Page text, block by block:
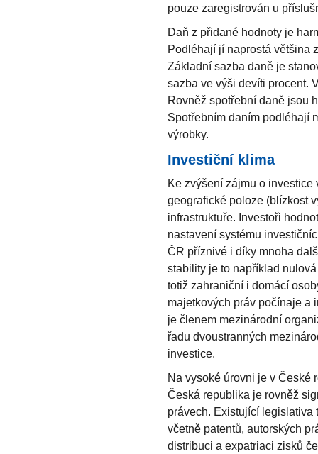
pouze zaregistrován u
Daň z přidané hodnoty je
Podléhají jí naprostá většina
Základní sazba daně je
sazba ve výši devíti procent.
Rovněž spotřební daně jsou
Spotřebním daním podléhají
výrobky.
Investiční klima
Ke zvýšení zájmu o
geografické poloze (blízkost
infrastruktuře. Investoři
nastavení systému
ČR příznivé i díky mnoha
stability je to například
totiž zahraniční i domácí
majetkových práv počínaje a
je členem mezinárodní
řadu dvoustranných
investice.
Na vysoké úrovni je v České
Česká republika je rovněž
právech. Existující legislativa
včetně patentů, autorských
distribuci a expatriaci zisků